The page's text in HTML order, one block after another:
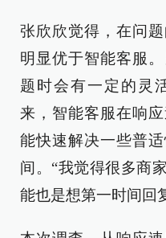
张欣欣觉得，在问
明显优于智能客服
题时会有一定的灵
来，智能客服在响
能快速解决一些普
间。“我觉得很多商
能也是想第一时间回